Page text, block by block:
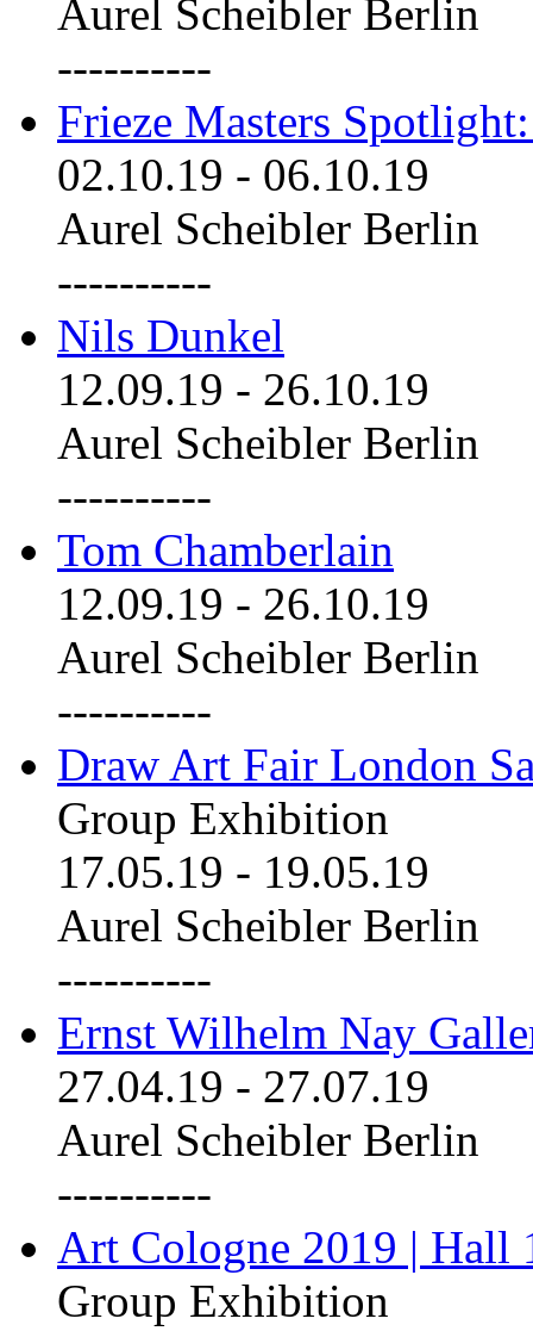
Aurel Scheibler Berlin
----------
Frieze Masters
02.10.19 - 06.10.19
Aurel Scheibler Berlin
----------
Nils Dunkel
12.09.19 - 26.10.19
Aurel Scheibler Berlin
----------
Tom Chamberlain
12.09.19 - 26.10.19
Aurel Scheibler Berlin
----------
Draw Art Fair London
Group Exhibition
17.05.19 - 19.05.19
Aurel Scheibler Berlin
----------
Ernst Wilhelm Nay
27.04.19 - 27.07.19
Aurel Scheibler Berlin
----------
Art Cologne 2019 | Hall
Group Exhibition